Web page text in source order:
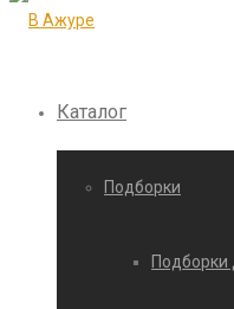
Каталог
Подборки
Подборки